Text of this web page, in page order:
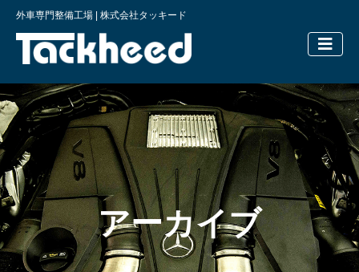
外車専門整備工場 | 株式会社タッキード
横浜の外
アーカイブ